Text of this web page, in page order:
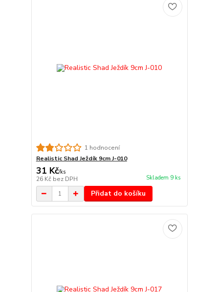
1 hodnocení
Realistic Shad Ježdík 9cm J-010
31 Kč/ks
26 Kč bez DPH Skladem 9 ks
Přidat do košíku